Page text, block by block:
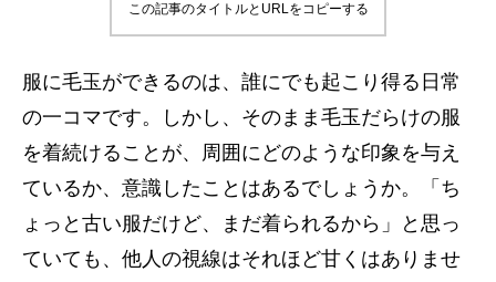
この記事のタイトルとURLをコピーする
服に毛玉ができるのは、誰にでも起こり得る日常
の一コマです。しかし、そのまま毛玉だらけの服
を着続けることが、周囲にどのような印象を与え
ているか、意識したことはあるでしょうか。「ち
ょっと古い服だけど、まだ着られるから」と思っ
ていても、他人の視線はそれほど甘くはありませ